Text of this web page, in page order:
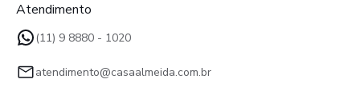
Atendimento
(11) 9 8880 - 1020
atendimento@casaalmeida.com.br